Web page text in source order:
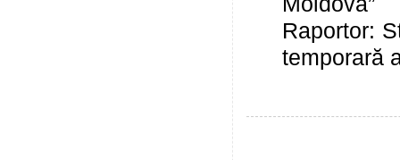
Raportor:
temporară